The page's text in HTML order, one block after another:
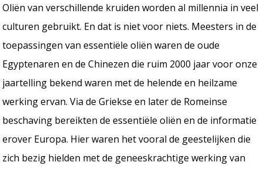
Oliën van verschillende kruiden worden al millennia in veel
culturen gebruikt. En dat is niet voor niets. Meesters in de
toepassingen van essentiële oliën waren de oude
Egyptenaren en de Chinezen die ruim 2000 jaar voor onze
jaartelling bekend waren met de helende en heilzame
werking ervan. Via de Griekse en later de Romeinse
beschaving bereikten de essentiële oliën en de informatie
erover Europa. Hier waren het vooral de geestelijken die
zich bezig hielden met de geneeskrachtige werking van